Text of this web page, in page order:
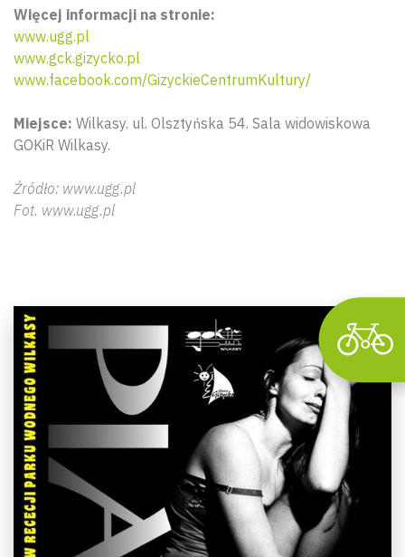
Więcej informacji na stronie:
www.ugg.pl
www.gck.gizycko.pl
www.facebook.com/GizyckieCentrumKultury/
Miejsce: Wilkasy. ul. Olsztyńska 54. Sala widowiskowa
GOKiR Wilkasy.
Źródło: www.ugg.pl
Fot. www.ugg.pl